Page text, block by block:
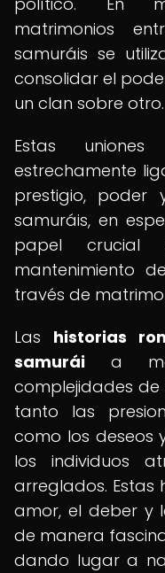
matrimonios
samuráis se
consolidar el
un clan sobre otro.
Estas uniones
estrechamente
prestigio, poder
samuráis, en
papel
mantenimiento
través de
Las historias
samurái a
complejidades de
tanto las
como los deseos
los individuos
arreglados. Estas
amor, el deber y
de manera
dando lugar a